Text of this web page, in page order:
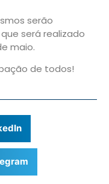
serão
será realizado
maio.
de todos!